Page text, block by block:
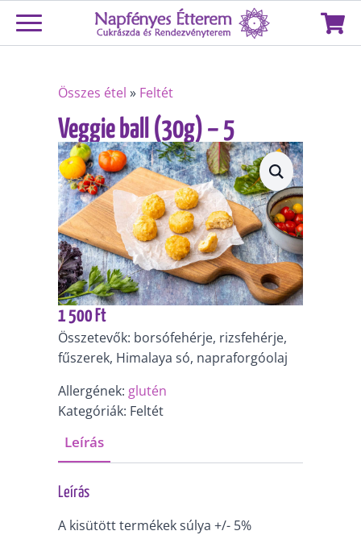
Összes étel » Feltét
Veggie ball (30g) – 5
db/adag
1 500 Ft
Összetevők: borsófehérje, rizsfehérje,
fűszerek, Himalaya só, napraforgóolaj
Allergének: glutén
Kategóriák: Feltét
Leírás
Leírás
A kisütött termékek súlya +/- 5%